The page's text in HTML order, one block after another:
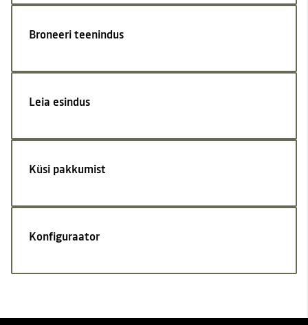
Broneeri teenindus
Leia esindus
Küsi pakkumist
Konfiguraator